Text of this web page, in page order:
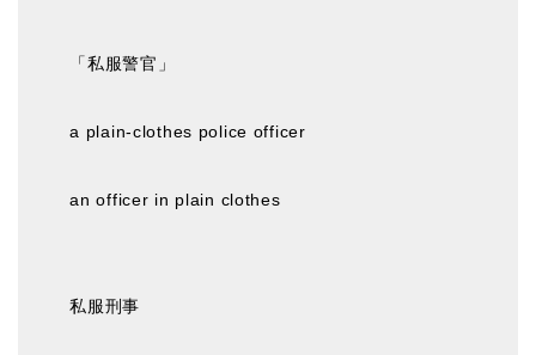
「私服警官」
a plain-clothes police officer
an officer in plain clothes
私服刑事